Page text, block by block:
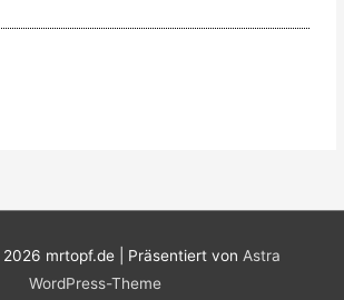
mrtopf.de| Präsentiert von Astra
WordPress-Theme